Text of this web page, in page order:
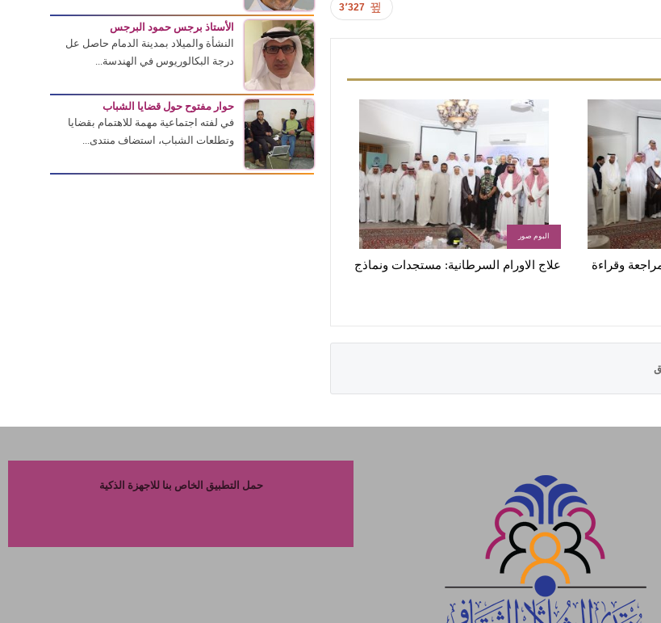
3٬327
وقراءة
البوم صور
علاج الاورام السرطانية: مستجدات ونماذج
الأستاذ برجس حمود البرجس
النشأة والميلاد بمدينة الدمام حاصل عل
درجة البكالوريوس في الهندسة...
حوار مفتوح حول قضايا الشباب
في لفته اجتماعية مهمة للاهتمام بقضايا
وتطلعات الشباب، استضاف منتدى...
حمل التطبيق الخاص بنا للاجهزة الذكية